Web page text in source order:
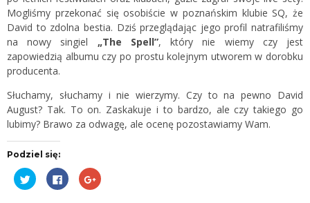
Mogliśmy przekonać się osobiście w poznańskim klubie SQ, że
David to zdolna bestia. Dziś przeglądając jego profil natrafiliśmy
na nowy singiel „The Spell”, który nie wiemy czy jest
zapowiedzią albumu czy po prostu kolejnym utworem w dorobku
producenta.
Słuchamy, słuchamy i nie wierzymy. Czy to na pewno David
August? Tak. To on. Zaskakuje i to bardzo, ale czy takiego go
lubimy? Brawo za odwagę, ale ocenę pozostawiamy Wam.
Podziel się:
Udostępnij
na
Twitterze(Otwiera
Kliknij,
aby
udostępnić
Kliknij,
aby